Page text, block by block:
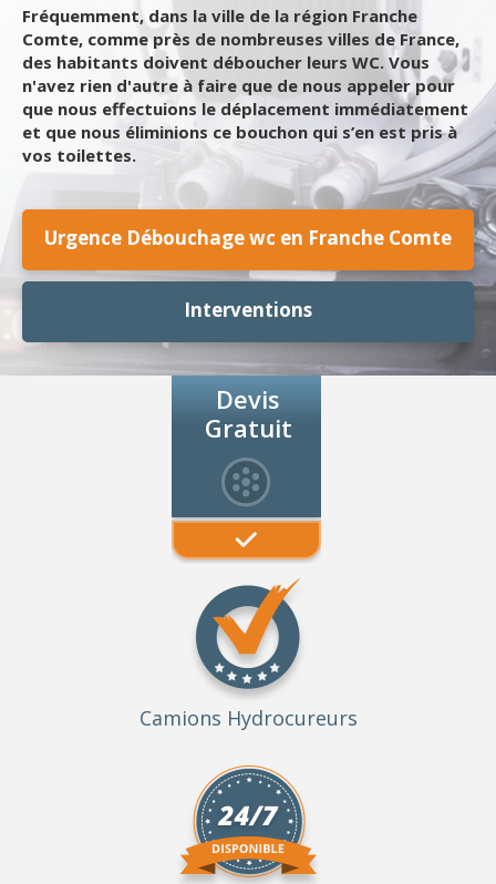
Fréquemment, dans la ville de la région Franche
Comte, comme près de nombreuses villes de France,
des habitants doivent déboucher leurs WC. Vous
n'avez rien d'autre à faire que de nous appeler pour
que nous effectuions le déplacement immédiatement
et que nous éliminions ce bouchon qui s’en est pris à
vos toilettes.
Urgence Débouchage wc en Franche Comte
Interventions
Devis
Gratuit
Camions Hydrocureurs